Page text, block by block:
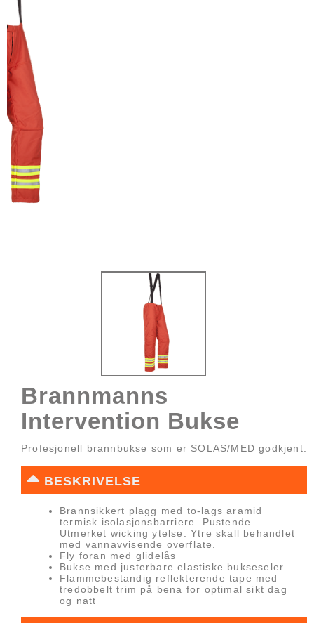
Brannmanns
Intervention Bukse
Profesjonell brannbukse som er SOLAS/MED godkjent.
BESKRIVELSE
Brannsikkert plagg med to-lags aramid
termisk isolasjonsbarriere. Pustende.
Utmerket wicking ytelse. Ytre skall behandlet
med vannavvisende overflate.
Fly foran med glidelås
Bukse med justerbare elastiske bukseseler
Flammebestandig reflekterende tape med
tredobbelt trim på bena for optimal sikt dag
og natt